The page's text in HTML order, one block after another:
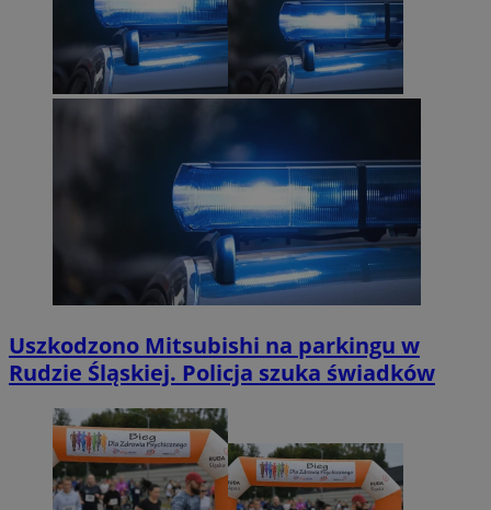
Uszkodzono Mitsubishi na parkingu w
Rudzie Śląskiej. Policja szuka świadków